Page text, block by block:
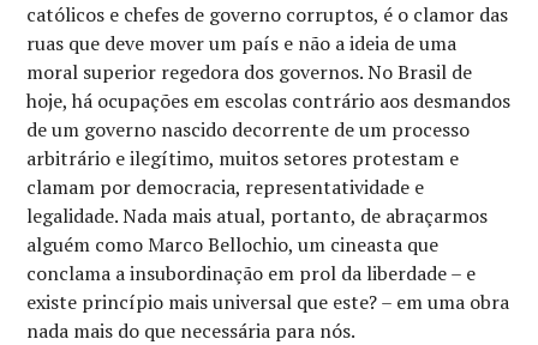
católicos e chefes de governo corruptos, é o clamor das
ruas que deve mover um país e não a ideia de uma
moral superior regedora dos governos. No Brasil de
hoje, há ocupações em escolas contrário aos desmandos
de um governo nascido decorrente de um processo
arbitrário e ilegítimo, muitos setores protestam e
clamam por democracia, representatividade e
legalidade. Nada mais atual, portanto, de abraçarmos
alguém como Marco Bellochio, um cineasta que
conclama a insubordinação em prol da liberdade – e
existe princípio mais universal que este? – em uma obra
nada mais do que necessária para nós.